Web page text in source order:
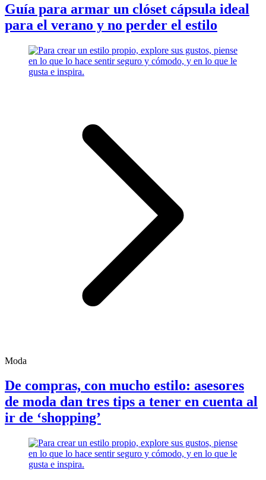
Guía para armar un clóset cápsula ideal
para el verano y no perder el estilo
Moda
De compras, con mucho estilo: asesores
de moda dan tres tips a tener en cuenta al
ir de ‘shopping’